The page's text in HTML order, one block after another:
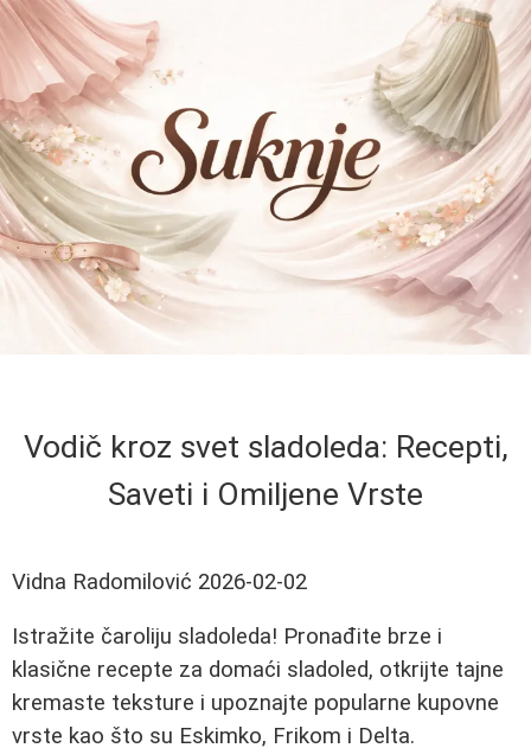
Vodič kroz svet sladoleda: Recepti,
Saveti i Omiljene Vrste
Vidna Radomilović 2026-02-02
Istražite čaroliju sladoleda! Pronađite brze i
klasične recepte za domaći sladoled, otkrijte tajne
kremaste teksture i upoznajte popularne kupovne
vrste kao što su Eskimko, Frikom i Delta.